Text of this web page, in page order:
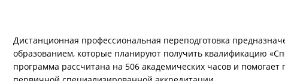
Дистанционная профессиональная переподготовка
образованием, которые планируют получить квалификацию
программа рассчитана на 506 академических часов и помогает